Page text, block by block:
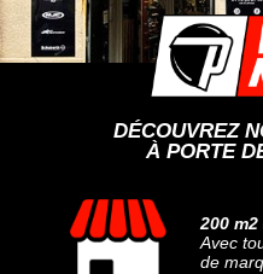
DÉCOUVREZ
À PORTE
200
Avec
de